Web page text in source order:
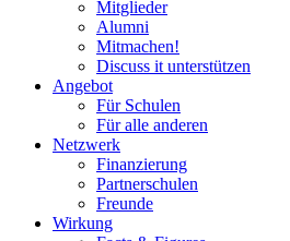
Mitglieder
Alumni
Mitmachen!
Discuss it unterstützen
Angebot
Für Schulen
Für alle anderen
Netzwerk
Finanzierung
Partnerschulen
Freunde
Wirkung